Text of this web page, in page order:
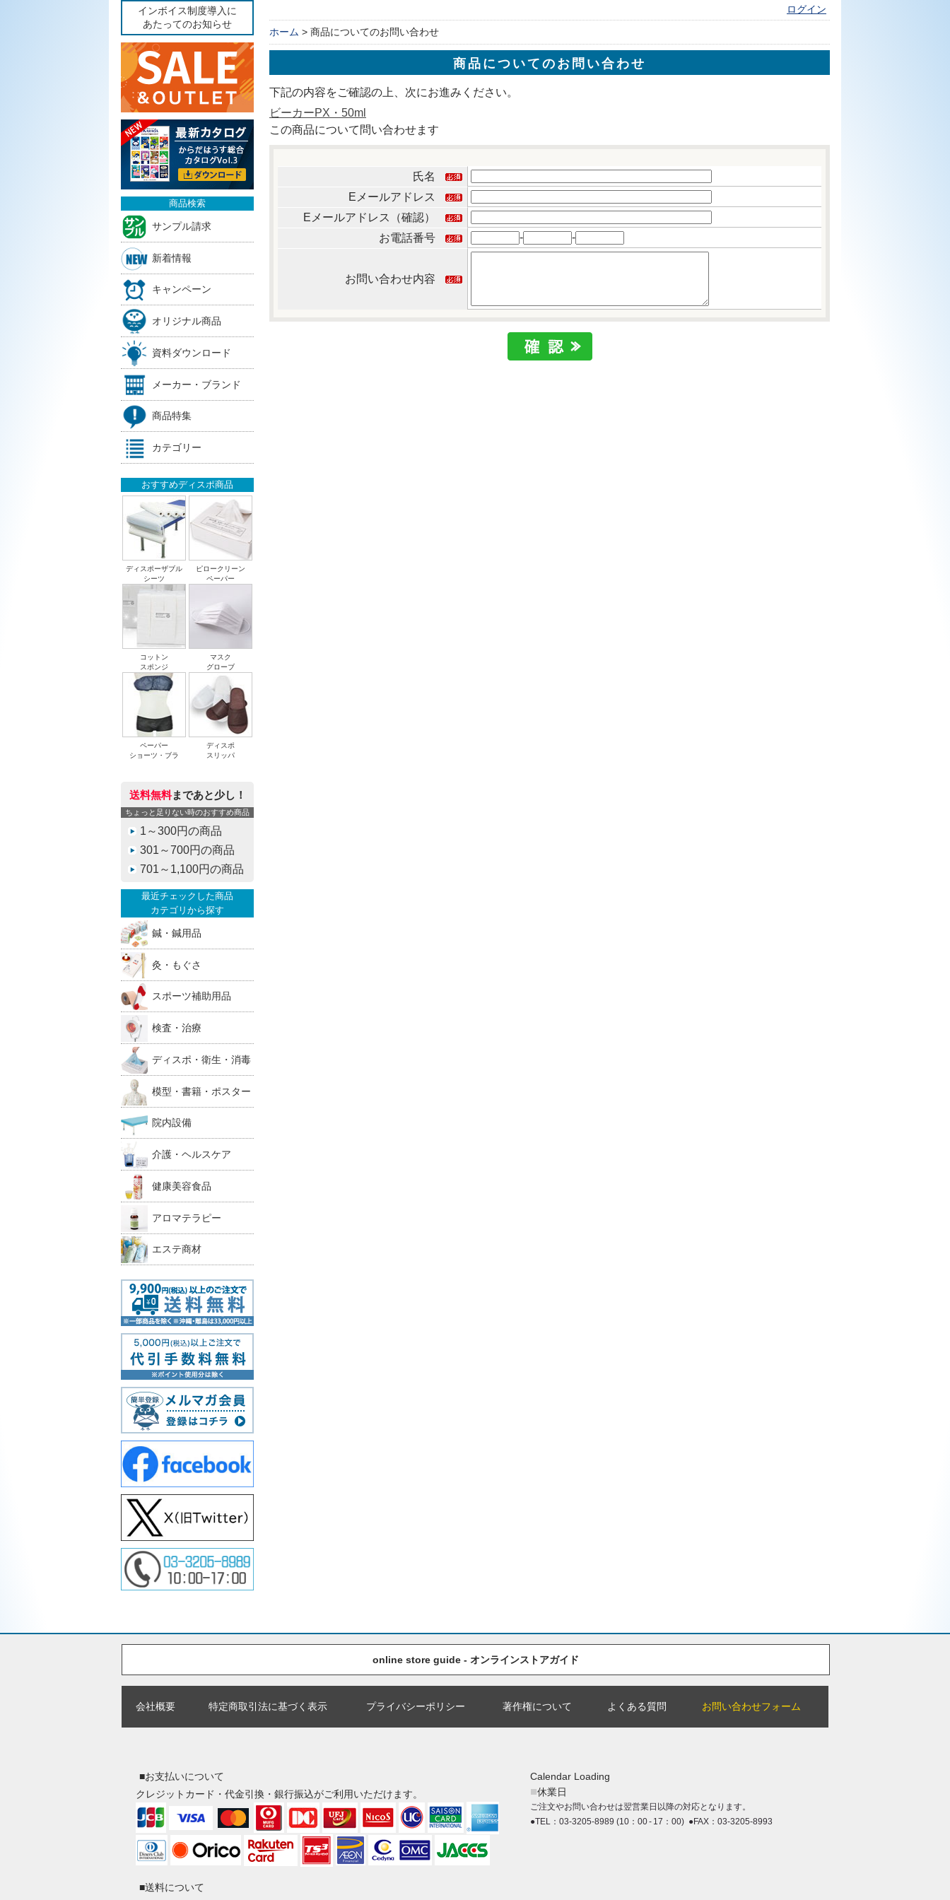
インボイス制度導入に
あたってのお知らせ
商品検索
サンプル請求
新着情報
キャンペーン
オリジナル商品
資料ダウンロード
メーカー・ブランド
商品特集
カテゴリー
おすすめディスポ商品
ディスポーザブル
シーツ
ピロークリーン
ペーパー
コットン
スポンジ
マスク
グローブ
ペーパー
ショーツ・ブラ
ディスポ
スリッパ
送料無料まであと少し！
ちょっと足りない時のおすすめ商品
1～300円の商品
301～700円の商品
701～1,100円の商品
最近チェックした商品
カテゴリから探す
鍼・鍼用品
灸・もぐさ
スポーツ補助用品
検査・治療
ディスポ・衛生・消毒
模型・書籍・ポスター
院内設備
介護・ヘルスケア
健康美容食品
アロマテラピー
エステ商材
ログイン
ホーム > 商品についてのお問い合わせ
商品についてのお問い合わせ
下記の内容をご確認の上、次にお進みください。
ビーカーPX・50ml
この商品について問い合わせます
氏名
Eメールアドレス
Eメールアドレス（確認）
お電話番号
- -
お問い合わせ内容
online store guide - オンラインストアガイド
会社概要 特定商取引法に基づく表示 プライバシーポリシー 著作権について よくある質問 お問い合わせフォーム
■お支払いについて
クレジットカード・代金引換・銀行振込がご利用いただけます。
■送料について
Calendar Loading
■休業日
ご注文やお問い合わせは翌営業日以降の対応となります。
●TEL：03-3205-8989 (10：00 - 17：00) ●FAX：03-3205-8993